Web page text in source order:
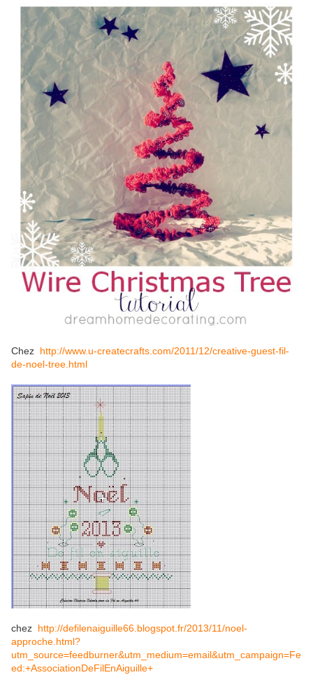
Chez http://www.u-createcrafts.com/2011/12/creative-guest-fil-
de-noel-tree.html
chez http://defilenaiguille66.blogspot.fr/2013/11/noel-
approche.html?
utm_source=feedburner&utm_medium=email&utm_campaign=Fe
ed:+AssociationDeFilEnAiguille+